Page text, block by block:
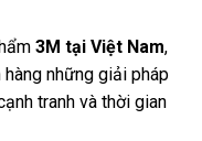
3M tại Việt Nam,
những giải pháp
tranh và thời gian